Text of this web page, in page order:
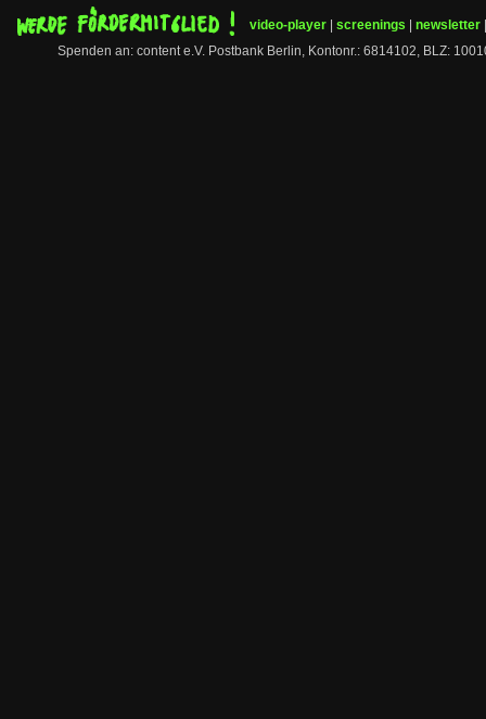
video-player screenings newsletter
Spenden an: content e.V. Postbank Berlin, Kontonr.: 6814102, BLZ: